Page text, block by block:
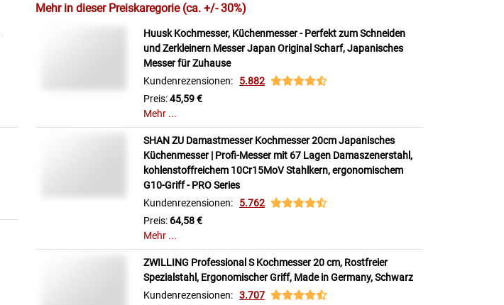
Mehr in dieser Preiskaregorie (ca. +/- 30%)
Huusk Kochmesser, Küchenmesser - Perfekt zum Schneiden
und Zerkleinern Messer Japan Original Scharf, Japanisches
Messer für Zuhause
Kundenrezensionen: 5.882
Preis:45,59 €
Mehr ...
SHAN ZU Damastmesser Kochmesser 20cm Japanisches
Küchenmesser | Profi-Messer mit 67 Lagen Damaszenerstahl,
kohlenstoffreichem 10Cr15MoV Stahlkern, ergonomischem
G10-Griff - PRO Series
Kundenrezensionen: 5.762
Preis: 64,58 €
Mehr ...
ZWILLING Professional S Kochmesser 20 cm, Rostfreier
Spezialstahl, Ergonomischer Griff, Made in Germany, Schwarz
Kundenrezensionen: 3.707